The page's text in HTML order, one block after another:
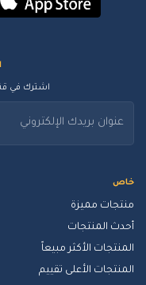
خاص
منتجات مميزة
أحدث المنتجات
المنتجات الأكثر مبيعاً
المنتجات الأعلى تقييم
اشترك في